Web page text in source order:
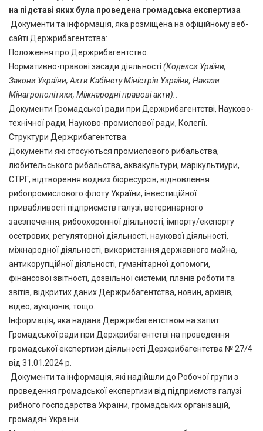
на підставі яких була проведена громадська експертиза
Документи та інформація, яка розміщена на офіційному веб-
сайті Держрибагентства:
Положення про Держрибагентство.
Нормативно-правові засади діяльності (Кодекси Ураїни,
Закони України, Акти Кабінету Міністрів України, Накази
Мінагрополітики, Міжнародні правові акти)..
Документи Громадської ради при Держрибагентстві, Науково-
технічної ради, Науково-промислової ради, Колегії.
Структури Держрибагентства.
Документи які стосуються промислового рибальства,
любительського рибальства, аквакультури, марікультиури,
СТРГ, відтворення водних біоресурсів, відновлення
рибопромислового флоту України, інвестиційної
привабливості підприємств галузі, ветеринарного
заезпечення, рибоохоронної діяльності, імпорту/експорту
осетрових, регуляторної діяльності, наукової діяльності,
міжнародної діяльності, використання державного майна,
антикорупційної діяльності, гуманітарної допомоги,
фінансової звітності, дозвільної системи, планів роботи та
звітів, відкритих даних Держрибагентства, новин, архівів,
відео, аукціонів, тощо.
Інформація, яка надана Держрибагентством на запит
Громадської ради при Держрибагентстві на проведення
громадської експертизи діяльності Держрибагентства № 27/4
від 31.01.2024 р.
Документи та інформація, які надійшли до Робочої групи з
проведення громадської експертизи від підприємств галузі
рибного господарства України, громадських організацій,
громадян України.